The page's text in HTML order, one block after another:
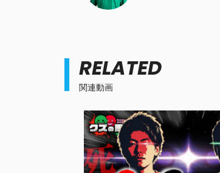
関連動画
RELATED